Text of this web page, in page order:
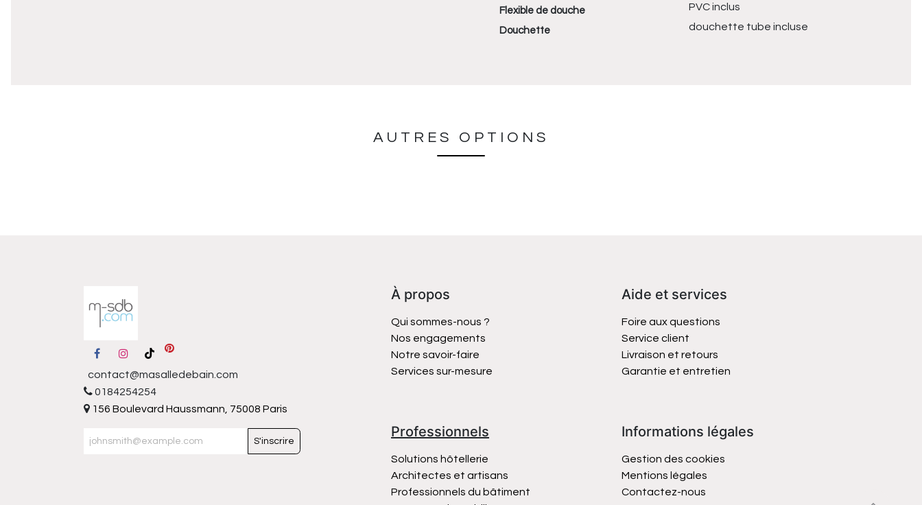
Flexible de douche PVC inclus
Douchette douchette tube incluse
AUTRES OPTIONS
contact@masalledebain.com
0184254254
156 Boulevard Haussmann, 75008 Paris
S'inscrire
Professionnels
Solutions hôtellerie
Architectes et artisans
Professionnels du bâtiment
À propos
Qui sommes-nous ?
Nos engagements
Notre savoir-faire
Services sur-mesure
Aide et services
Foire aux questions
Service client
Livraison et retours
Garantie et entretien
Informations légales
Gestion des cookies
Mentions légales
Contactez-nous